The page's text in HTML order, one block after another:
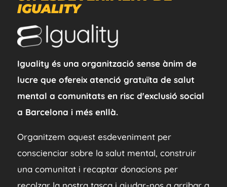
IGUALITY
Iguality és una organització sense ànim de
lucre que ofereix atenció gratuïta de salut
mental a comunitats en risc d'exclusió social
a Barcelona i més enllà.
Organitzem aquest esdeveniment per
conscienciar sobre la salut mental, construir
una comunitat i recaptar donacions per